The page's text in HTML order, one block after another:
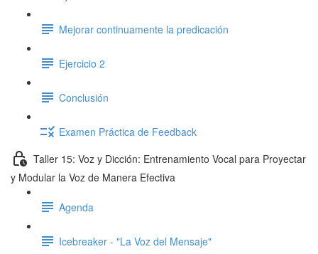
Mejorar continuamente la predicación
Ejercicio 2
Conclusión
Examen Práctica de Feedback
Taller 15: Voz y Dicción: Entrenamiento Vocal para Proyectar
y Modular la Voz de Manera Efectiva
Agenda
Icebreaker - "La Voz del Mensaje"